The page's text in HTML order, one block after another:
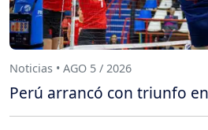
Noticias • AGO 5 / 2026
Perú arrancó con triunfo